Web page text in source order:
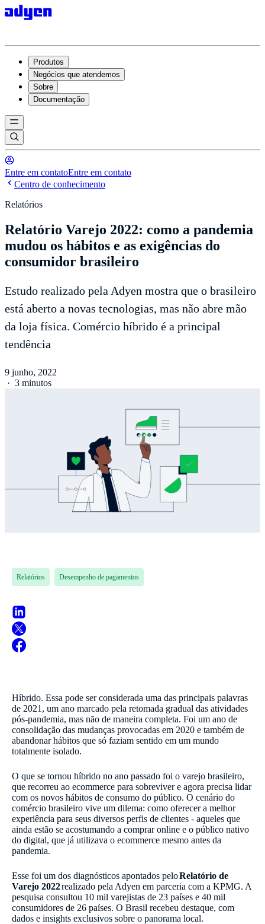
Produtos
Negócios que atendemos
Sobre
Documentação
Entre em contatoEntre em contato
Centro de conhecimento
Relatórios
Relatório Varejo 2022: como a pandemia
mudou os hábitos e as exigências do
consumidor brasileiro
Estudo realizado pela Adyen mostra que o brasileiro
está aberto a novas tecnologias, mas não abre mão
da loja física. Comércio híbrido é a principal
tendência
9 junho, 2022
· 3 minutos
Relatórios Desempenho de pagamentos
Híbrido. Essa pode ser considerada uma das principais palavras
de 2021, um ano marcado pela retomada gradual das atividades
pós-pandemia, mas não de maneira completa. Foi um ano de
consolidação das mudanças provocadas em 2020 e também de
abandonar hábitos que só faziam sentido em um mundo
totalmente isolado.
O que se tornou híbrido no ano passado foi o varejo brasileiro,
que recorreu ao ecommerce para sobreviver e agora precisa lidar
com os novos hábitos de consumo do público. O cenário do
comércio brasileiro vive um dilema: como oferecer a melhor
experiência para seus diversos perfis de clientes - aqueles que
ainda estão se acostumando a comprar online e o público nativo
do digital, que já utilizava o ecommerce mesmo antes da
pandemia.
Esse foi um dos diagnósticos apontados peloRelatório de
Varejo 2022realizado pela Adyen em parceria com a KPMG. A
pesquisa consultou 10 mil varejistas de 23 países e 40 mil
consumidores de 26 países. O Brasil recebeu destaque, com
dados e insights exclusivos sobre o panorama local.